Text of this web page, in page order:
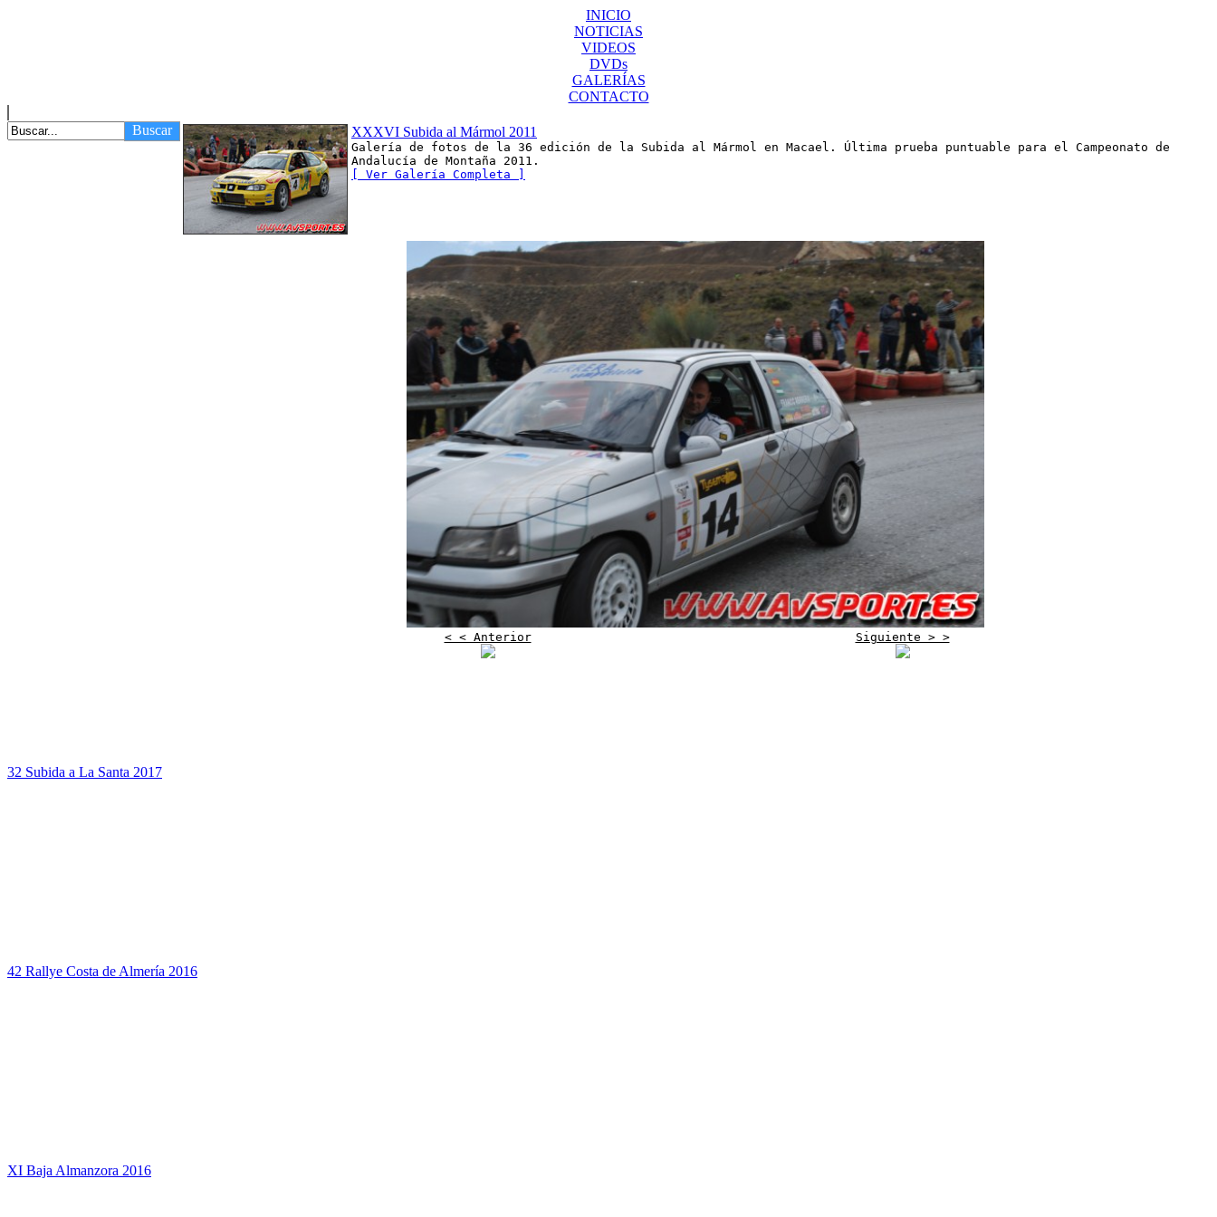
INICIO
NOTICIAS
VIDEOS
DVDs
GALERÍAS
CONTACTO
Buscar XXXVI Subida al Mármol 2011
Galería de fotos de la 36 edición de la Subida al Mármol en Macael. Última prueba puntuable para el Campeonato de
Andalucía de Montaña 2011.
[ Ver Galería Completa ]
< < Anterior Siguiente > >
32 Subida a La Santa 2017
42 Rallye Costa de Almería 2016
XI Baja Almanzora 2016